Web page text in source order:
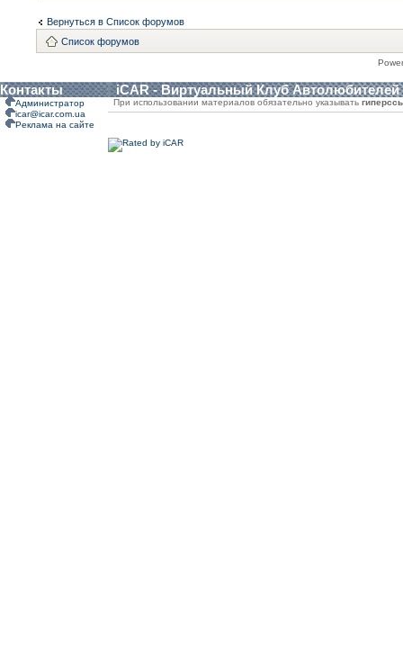
Вернуться в Список форумов
Список форумов
Контакты iCAR - Виртуальный Клуб Автолюбителей
Администратор
icar@icar.com.ua
Реклама на сайте
При использовании материалов обязательно указывать